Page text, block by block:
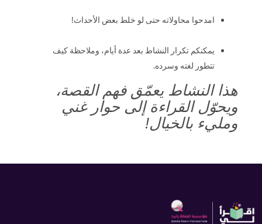
امدحوا محاولاته حتى لو خلط بعض الأحداث!
يمكنكم تكرار النشاط بعد عدة أيام، وملاحظة كيف
تتطور لغته وسرده.
هذا النشاط يعمّق فهم القصة،
ويحوّل القراءة إلى حوار غني
ومليء بالخيال!